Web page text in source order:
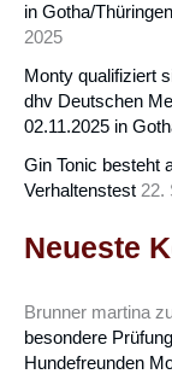
in Gotha/
2025
Monty qualifiziert
dhv Deutschen
02.11.2025 in
Gin Tonic besteht
Verhaltenstest 22.
Neueste
Brunner martina
besondere
Hundefreunden